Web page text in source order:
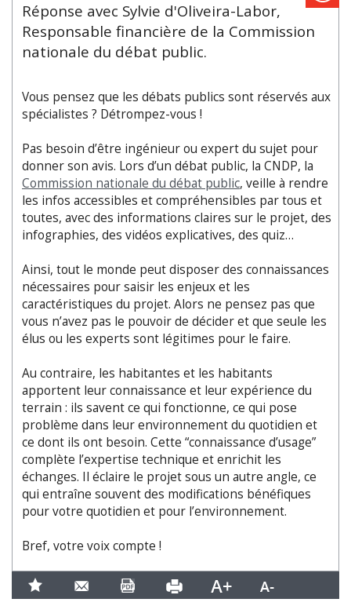
Réponse avec Sylvie d'Oliveira-Labor,
Responsable financière de la Commission
nationale du débat public.
Vous pensez que les débats publics sont réservés aux
spécialistes ? Détrompez-vous !
Pas besoin d’être ingénieur ou expert du sujet pour
donner son avis. Lors d’un débat public, la CNDP, la
Commission nationale du débat public, veille à rendre
les infos accessibles et compréhensibles par tous et
toutes, avec des informations claires sur le projet, des
infographies, des vidéos explicatives, des quiz…
Ainsi, tout le monde peut disposer des connaissances
nécessaires pour saisir les enjeux et les
caractéristiques du projet. Alors ne pensez pas que
vous n’avez pas le pouvoir de décider et que seule les
élus ou les experts sont légitimes pour le faire.
Au contraire, les habitantes et les habitants
apportent leur connaissance et leur expérience du
terrain : ils savent ce qui fonctionne, ce qui pose
problème dans leur environnement du quotidien et
ce dont ils ont besoin. Cette “connaissance d’usage”
complète l’expertise technique et enrichit les
échanges. Il éclaire le projet sous un autre angle, ce
qui entraîne souvent des modifications bénéfiques
pour votre quotidien et pour l’environnement.
Bref, votre voix compte !